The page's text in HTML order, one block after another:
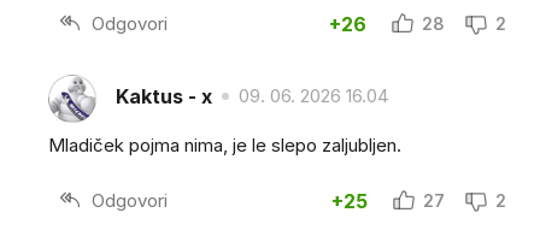
Odgovori +26 28 2
Kaktus - x 09. 06. 2026 16.04
Mladiček pojma nima, je le slepo zaljubljen.
Odgovori +25 27 2